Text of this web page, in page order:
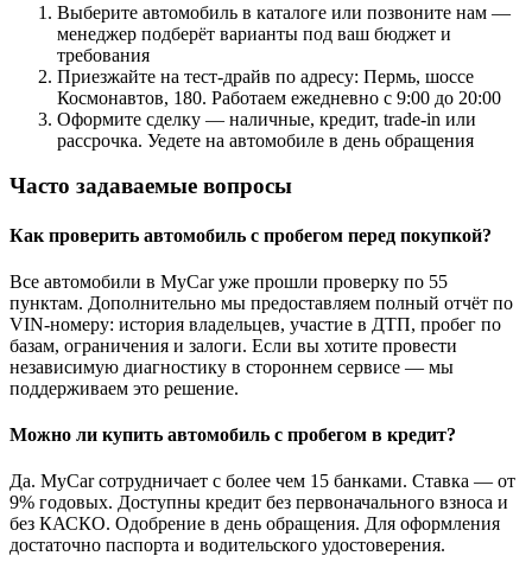
Выберите автомобиль в каталоге или позвоните нам —
менеджер подберёт варианты под ваш бюджет и
требования
Приезжайте на тест-драйв по адресу: Пермь, шоссе
Космонавтов, 180. Работаем ежедневно с 9:00 до 20:00
Оформите сделку — наличные, кредит, trade-in или
рассрочка. Уедете на автомобиле в день обращения
Часто задаваемые вопросы
Как проверить автомобиль с пробегом перед покупкой?
Все автомобили в MyCar уже прошли проверку по 55
пунктам. Дополнительно мы предоставляем полный отчёт по
VIN-номеру: история владельцев, участие в ДТП, пробег по
базам, ограничения и залоги. Если вы хотите провести
независимую диагностику в стороннем сервисе — мы
поддерживаем это решение.
Можно ли купить автомобиль с пробегом в кредит?
Да. MyCar сотрудничает с более чем 15 банками. Ставка — от
9% годовых. Доступны кредит без первоначального взноса и
без КАСКО. Одобрение в день обращения. Для оформления
достаточно паспорта и водительского удостоверения.